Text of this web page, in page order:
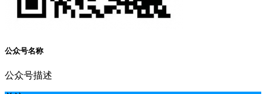
公众号名称
公众号描述